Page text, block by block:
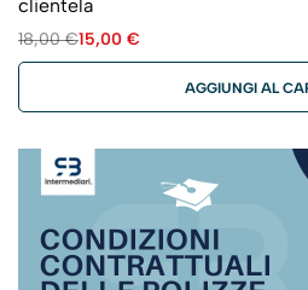
clientela
18,00€15,00 €
AGGIUNGI AL